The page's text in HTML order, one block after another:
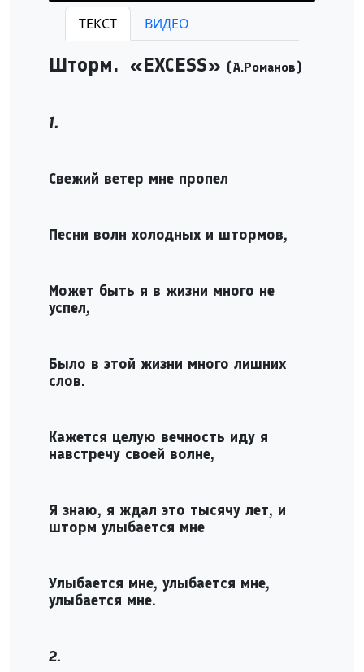
Excess-Шторм
ТЕКСТ ВИДЕО
Шторм. «EXCESS» (А.Романов)
1.
Свежий ветер мне пропел
Песни волн холодных и штормов,
Может быть я в жизни много не
успел,
Было в этой жизни много лишних
слов.
Кажется целую вечность иду я
навстречу своей волне,
Я знаю, я ждал это тысячу лет, и
шторм улыбается мне
Улыбается мне, улыбается мне,
улыбается мне.
2.